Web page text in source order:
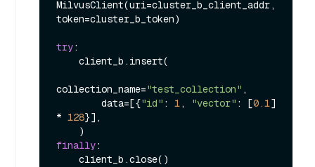
MilvusClient(uri=cluster_b_client_addr,
token=cluster_b_token)
try:
collection_name="test_collection" ,
        data=[{
"id" : 1, "vector" : [0.1]
* 128}],
finally: